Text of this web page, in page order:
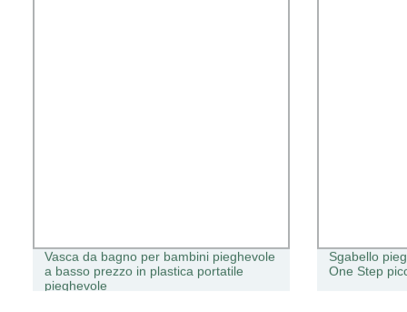
Vasca da bagno per bambini pieghevole
a basso prezzo in plastica portatile
pieghevole
Sgabello
One Step